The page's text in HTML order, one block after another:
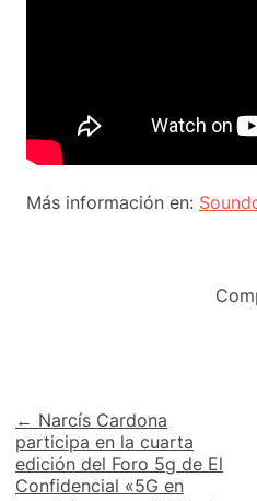
Más información en:
Navegación
de
← Narcís Cardona
participa en la cuarta
edición del Foro 5g de El
Confidencial «5G en